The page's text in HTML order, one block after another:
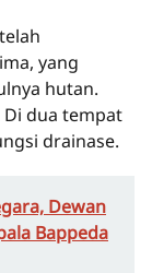
yang
hutan.
Di dua tempat
drainase.
Dewan
Bappeda